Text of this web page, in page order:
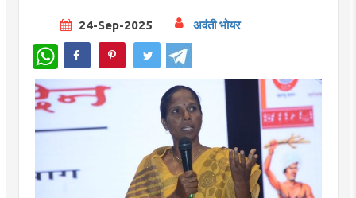
24-Sep-2025 अवंती भोयर
WhatsApp